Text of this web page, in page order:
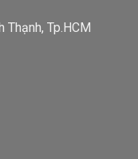
Thạnh, Tp.HCM